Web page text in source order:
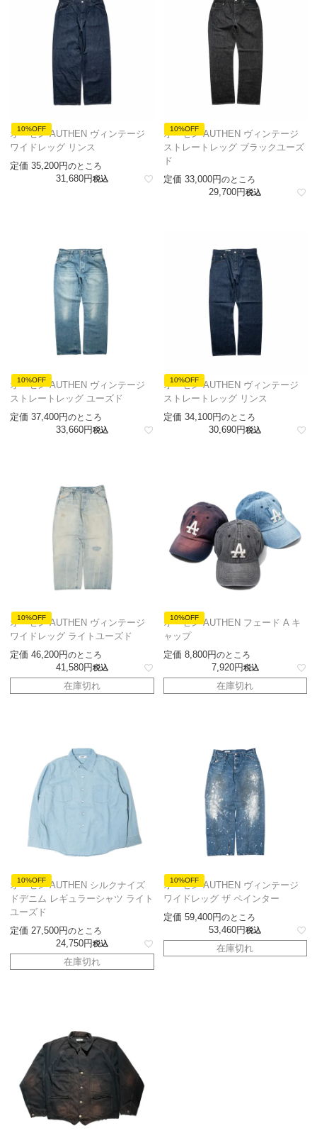
10%OFF
オーセン AUTHEN ヴィンテージ
ワイドレッグ リンス
定価 35,200 のところ
31,680 税込
10%OFF
オーセン AUTHEN ヴィンテージ
ストレートレッグ ブラックユーズ
ド
定価 33,000 のところ
29,700 税込
10%OFF
オーセン AUTHEN ヴィンテージ
ストレートレッグ ユーズド
定価 37,400 のところ
33,660 税込
10%OFF
オーセン AUTHEN ヴィンテージ
ストレートレッグ リンス
定価 34,100 のところ
30,690 税込
10%OFF
オーセン AUTHEN ヴィンテージ
ワイドレッグ ライトユーズド
定価 46,200 のところ
41,580 税込
在庫切れ
10%OFF
オーセン AUTHEN フェード A キ
ャップ
定価 8,800 のところ
7,920 税込
在庫切れ
10%OFF
オーセン AUTHEN シルクナイズ
ドデニム レギュラーシャツ ライト
ユーズド
定価 27,500 のところ
24,750 税込
在庫切れ
10%OFF
オーセン AUTHEN ヴィンテージ
ワイドレッグ ザ ペインター
定価 59,400 のところ
53,460 税込
在庫切れ